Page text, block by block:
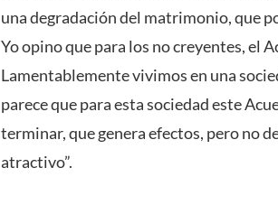
una degradación del matrimonio, que
Yo opino que para los no creyentes, el
Lamentablemente vivimos en una
parece que para esta sociedad este
terminar, que genera efectos, pero no
atractivo”.